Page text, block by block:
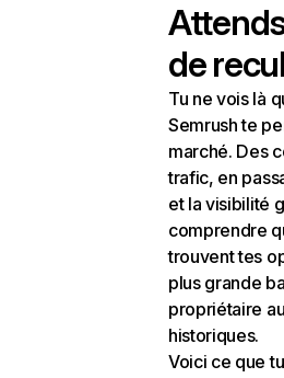
de
Tu ne vois là
Semrush te
marché. Des
trafic, en
et la visibilité
comprendre
trouvent tes
plus grande
propriétaire
historiques.
Voici ce que